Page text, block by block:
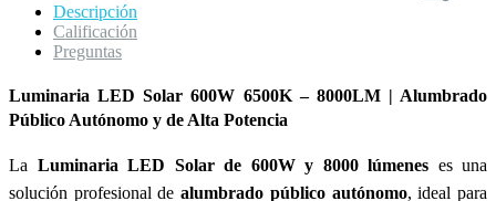
Descripción
Calificación
Preguntas
Luminaria LED Solar 600W 6500K – 8000LM | Alumbrado
Público Autónomo y de Alta Potencia
La Luminaria LED Solar de 600W y 8000 lúmenes es una
solución profesional dealumbrado público autónomo, ideal para